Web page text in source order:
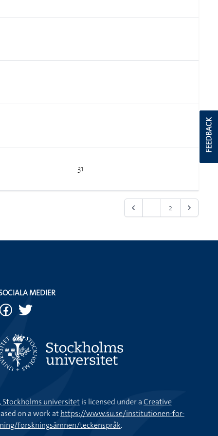
31
2
FEEDBACK
MEDIER
universitetis licensed under aCreative
on a work athttps://www.su.se/institutionen-for-
forskningsämnen/teckenspråk.